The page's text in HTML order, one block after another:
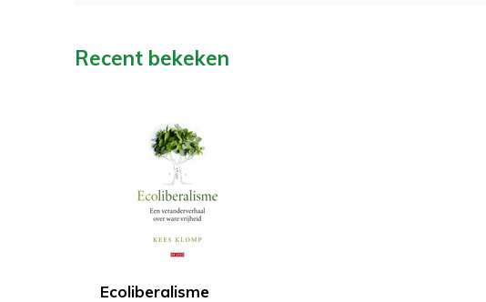
Recent bekeken
Ecoliberalisme